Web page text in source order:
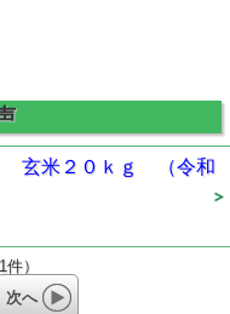
玄米２０ｋｇ （令和
）
次へ